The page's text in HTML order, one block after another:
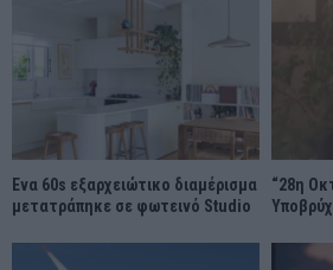
Ένα 60s εξαρχειώτικο διαμέρισμα
μετατράπηκε σε φωτεινό Studio
“28η